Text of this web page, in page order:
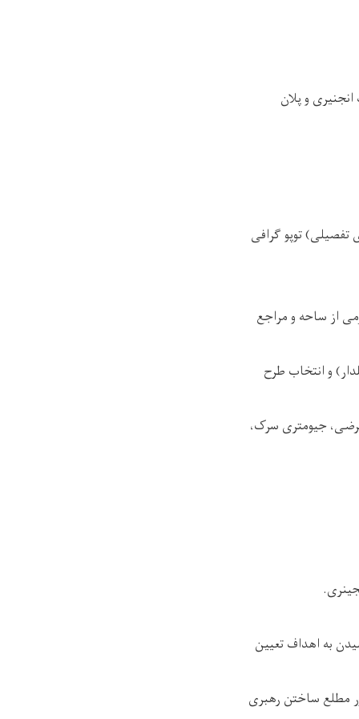
و پلان
توپو گرافی
از ساحه و مراجع
و انتخاب طرح
جیومتری سرک،
به اهداف تعیین
مطلع ساختن رهبری